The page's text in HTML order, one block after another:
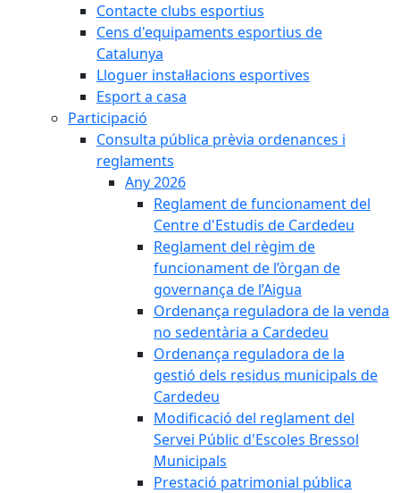
Contacte clubs esportius
Cens d'equipaments esportius de
Catalunya
Lloguer instal·lacions esportives
Esport a casa
Participació
Consulta pública prèvia ordenances i
reglaments
Any 2026
Reglament de funcionament del
Centre d'Estudis de Cardedeu
Reglament del règim de
funcionament de l’òrgan de
governança de l’Aigua
Ordenança reguladora de la venda
no sedentària a Cardedeu
Ordenança reguladora de la
gestió dels residus municipals de
Cardedeu
Modificació del reglament del
Servei Públic d'Escoles Bressol
Municipals
Prestació patrimonial pública